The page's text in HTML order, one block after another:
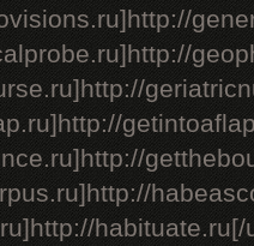
habituate.ru[/